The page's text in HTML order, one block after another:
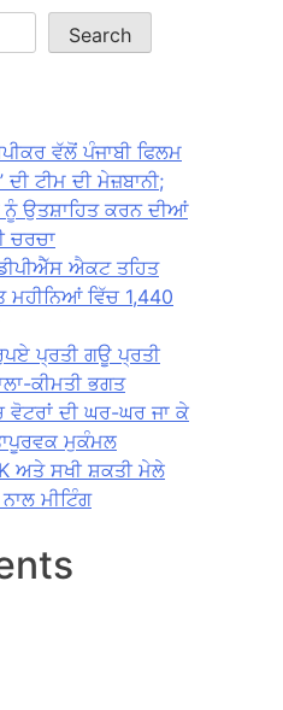
Search
ਵੱਲੋਂ ਪੰਜਾਬੀ ਫਿਲਮ
ਟੀਮ ਦੀ ਮੇਜ਼ਬਾਨੀ;
ਉਤਸ਼ਾਹਿਤ ਕਰਨ ਦੀਆਂ
ਚਰਚਾ
ਐਕਟ ਤਹਿਤ
ਮਹੀਨਿਆਂ ਵਿੱਚ 1,440
ਪ੍ਰਤੀ ਗਊ ਪ੍ਰਤੀ
ਕੀਮਤੀ ਭਗਤ
ਵੋਟਰਾਂ ਦੀ ਘਰ-ਘਰ ਜਾ ਕੇ
ਮੁਕੰਮਲ
ਅਤੇ ਸਖੀ ਸ਼ਕਤੀ ਮੇਲੇ
ਮੀਟਿੰਗ